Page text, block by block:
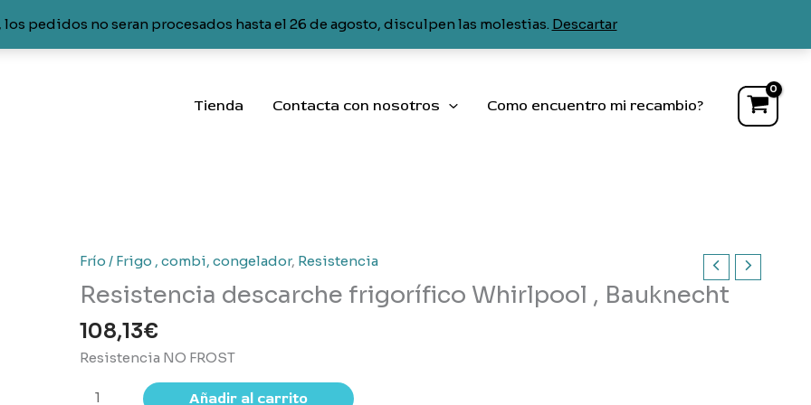
pedidos no seran procesados hasta el 26 de agosto, disculpen las molestias. Descartar
Tienda Contacta con nosotros Como encuentro mi recambio?
Frío / Frigo , combi, congelador, Resistencia
Resistencia descarche frigorífico Whirlpool , Bauknecht
108,13€
Resistencia NO FROST
Resistencia
Añadir al carrito
Whirlpool
,